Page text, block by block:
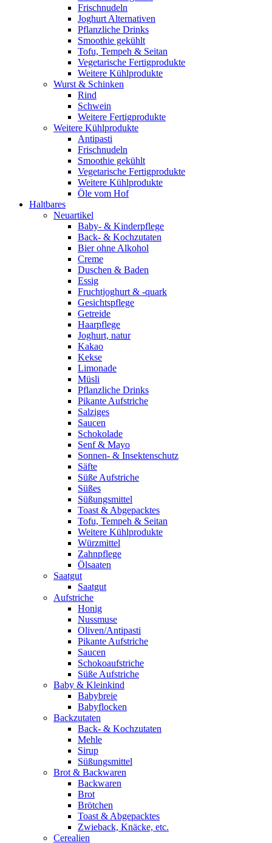
Frischnudeln
Joghurt Alternativen
Pflanzliche Drinks
Smoothie gekühlt
Tofu, Tempeh & Seitan
Vegetarische Fertigprodukte
Weitere Kühlprodukte
Wurst & Schinken
Rind
Schwein
Weitere Fertigprodukte
Weitere Kühlprodukte
Antipasti
Frischnudeln
Smoothie gekühlt
Vegetarische Fertigprodukte
Weitere Kühlprodukte
Öle vom Hof
Haltbares
Neuartikel
Baby- & Kinderpflege
Back- & Kochzutaten
Bier ohne Alkohol
Creme
Duschen & Baden
Essig
Fruchtjoghurt & -quark
Gesichtspflege
Getreide
Haarpflege
Joghurt, natur
Kakao
Kekse
Limonade
Müsli
Pflanzliche Drinks
Pikante Aufstriche
Salziges
Saucen
Schokolade
Senf & Mayo
Sonnen- & Insektenschutz
Säfte
Süße Aufstriche
Süßes
Süßungsmittel
Toast & Abgepacktes
Tofu, Tempeh & Seitan
Weitere Kühlprodukte
Würzmittel
Zahnpflege
Ölsaaten
Saatgut
Saatgut
Aufstriche
Honig
Nussmuse
Oliven/Antipasti
Pikante Aufstriche
Saucen
Schokoaufstriche
Süße Aufstriche
Baby & Kleinkind
Babybreie
Babyflocken
Backzutaten
Back- & Kochzutaten
Mehle
Sirup
Süßungsmittel
Brot & Backwaren
Backwaren
Brot
Brötchen
Toast & Abgepacktes
Zwieback, Knäcke, etc.
Cerealien